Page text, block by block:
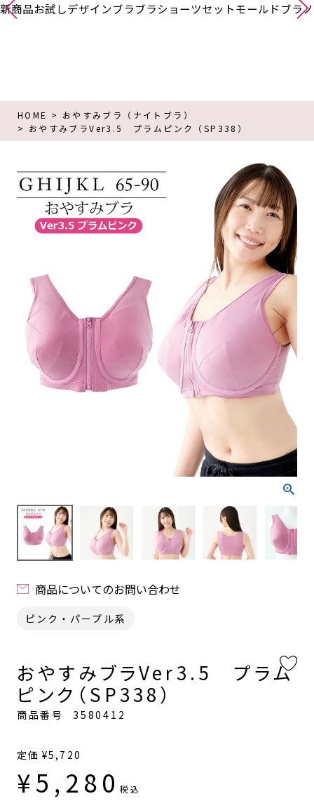
新商品お試しデザインブラブラショーツセットモールドブラ
HOME
おやすみブラ（ナイトブラ）
おやすみブラVer3.5 プラムピンク（SP338）
商品についてのお問い合わせ
ピンク・パープル系
おやすみブラVer3.5 プラム
ピンク（SP338）
商品番号 3580412
定価 ¥5,720
¥5,280 税込